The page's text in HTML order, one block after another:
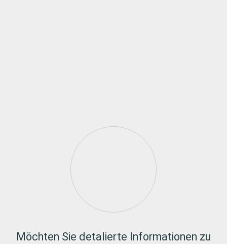
Möchten Sie detalierte Informationen zu